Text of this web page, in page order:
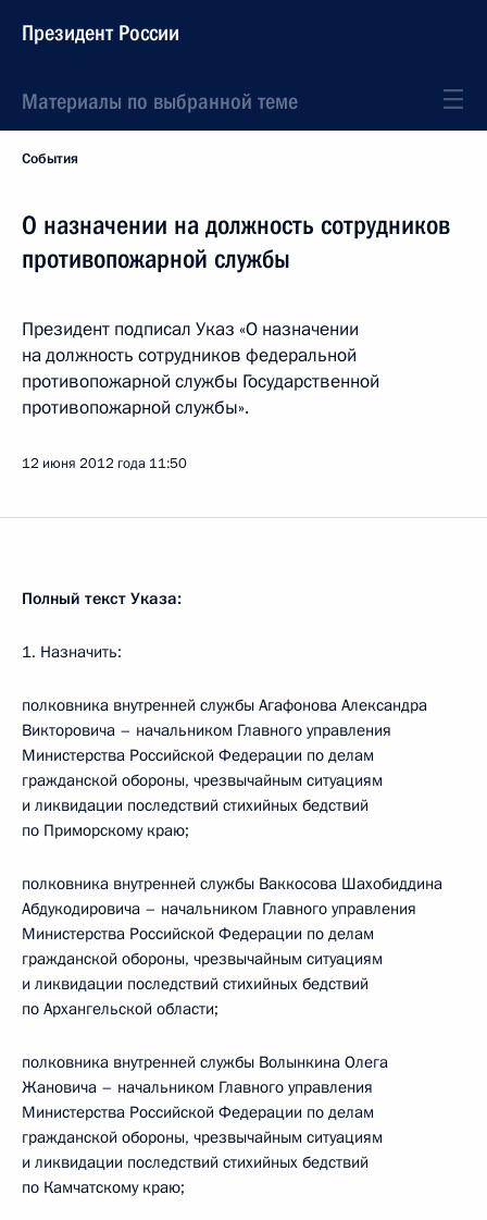
Президент России
Материалы по выбранной теме
События
О назначении на должность сотрудников
противопожарной службы
Президент подписал Указ «О назначении
на должность сотрудников федеральной
противопожарной службы Государственной
противопожарной службы».
12 июня 2012 года 11:50
Полный текст Указа:
1. Назначить:
полковника внутренней службы Агафонова Александра
Викторовича – начальником Главного управления
Министерства Российской Федерации по делам
гражданской обороны, чрезвычайным ситуациям
и ликвидации последствий стихийных бедствий
по Приморскому краю;
полковника внутренней службы Ваккосова Шахобиддина
Абдукодировича – начальником Главного управления
Министерства Российской Федерации по делам
гражданской обороны, чрезвычайным ситуациям
и ликвидации последствий стихийных бедствий
по Архангельской области;
полковника внутренней службы Волынкина Олега
Жановича – начальником Главного управления
Министерства Российской Федерации по делам
гражданской обороны, чрезвычайным ситуациям
и ликвидации последствий стихийных бедствий
по Камчатскому краю;